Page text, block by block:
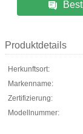
Produktdetails
Herkunftsort:
Markenname:
Zertifizierung:
Modellnummer: